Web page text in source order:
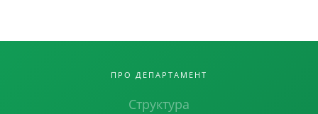
ПРО ДЕПАРТАМЕНТ
Структура